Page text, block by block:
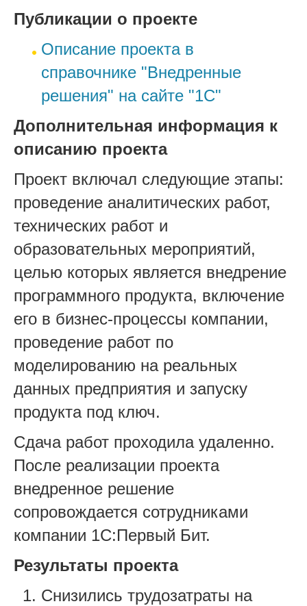
Публикации о проекте
Описание проекта в
справочнике "Внедренные
решения" на сайте "1С"
Дополнительная информация к
описанию проекта
Проект включал следующие этапы:
проведение аналитических работ,
технических работ и
образовательных мероприятий,
целью которых является внедрение
программного продукта, включение
его в бизнес-процессы компании,
проведение работ по
моделированию на реальных
данных предприятия и запуску
продукта под ключ.
Сдача работ проходила удаленно.
После реализации проекта
внедренное решение
сопровождается сотрудниками
компании 1С:Первый Бит.
Результаты проекта
Снизились трудозатраты на